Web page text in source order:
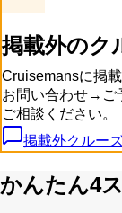
掲載外のク
Cruisemansに掲
お問い合わせ→ご
ご相談ください。
掲載外クルー
かんたん4